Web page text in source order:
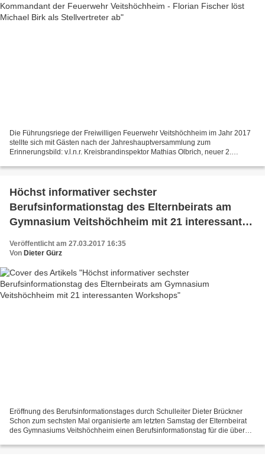
Die Führungsriege der Freiwilligen Feuerwehr Veitshöchheim im Jahr 2017
stellte sich mit Gästen nach der Jahreshauptversammlung zum
Erinnerungsbild: v.l.n.r. Kreisbrandinspektor Mathias Olbrich, neuer 2.
Höchst informativer sechster
Berufsinformationstag des Elternbeirats am
Gymnasium Veitshöchheim mit 21 interessanten
Veröffentlicht am 27.03.2017 16:35
Von Dieter Gürz
Eröffnung des Berufsinformationstages durch Schulleiter Dieter Brückner
Schon zum sechsten Mal organisierte am letzten Samstag der Elternbeirat
des Gymnasiums Veitshöchheim einen Berufsinformationstag für die über